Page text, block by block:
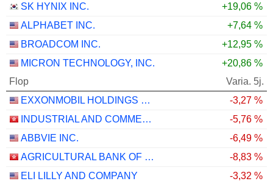
SK HYNIX INC.
+19,06 %
ALPHABET INC.
+7,64 %
BROADCOM INC.
+12,95 %
MICRON TECHNOLOGY, INC.
+20,86 %
Flop
Varia. 5j.
EXXONMOBIL HOLDINGS CORPORATION
-3,27 %
INDUSTRIAL AND COMMERCIAL BANK OF CHINA LIMITED
-5,76 %
ABBVIE INC.
-6,49 %
AGRICULTURAL BANK OF CHINA LIMITED
-8,83 %
ELI LILLY AND COMPANY
-3,32 %